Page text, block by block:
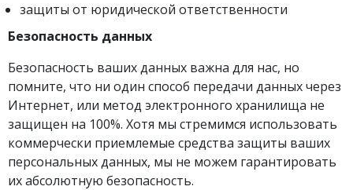
защиты от юридической ответственности
Безопасность данных
Безопасность ваших данных важна для нас, но
помните, что ни один способ передачи данных через
Интернет, или метод электронного хранилища не
защищен на 100%. Хотя мы стремимся использовать
коммерчески приемлемые средства защиты ваших
персональных данных, мы не можем гарантировать
их абсолютную безопасность.